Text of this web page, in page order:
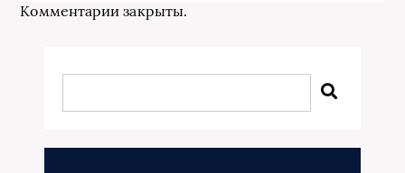
Комментарии закрыты.